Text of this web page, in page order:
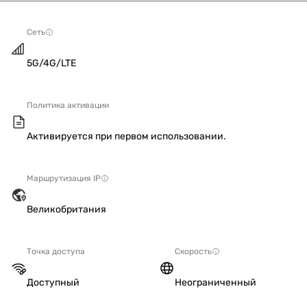
Сеть
5G/4G/LTE
Политика активации
Активируется при первом использовании.
Маршрутизация IP
Великобритания
Точка доступа
Доступный
Скорость
Неограниченный